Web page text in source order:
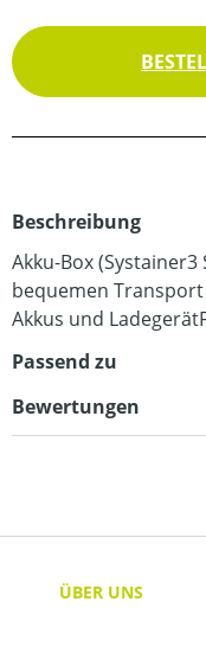
Beschreibung
Akku-Box
bequemen
Akkus und
Passend zu
Bewertungen
ÜBER UNS